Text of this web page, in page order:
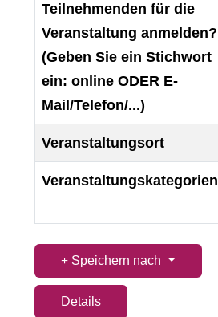
Teilnehmenden für die
Veranstaltung anmelden?
(Geben Sie ein Stichwort
ein: online ODER E-
Mail/Telefon/...)
Veranstaltungsort
Veranstaltungskategorien
Speichern nach
Details